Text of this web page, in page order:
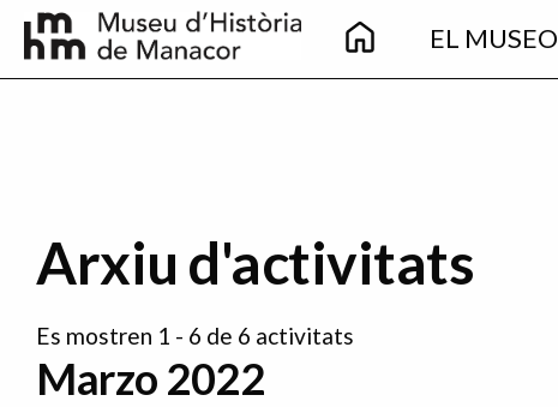
Pasar al contenido principal
Main
navigation
EL MUSEO
Arxiu d'activitats
Es mostren 1 - 6 de 6 activitats
Marzo 2022